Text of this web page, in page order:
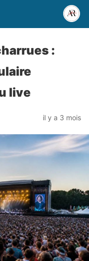
:
live
il y a 3 mois